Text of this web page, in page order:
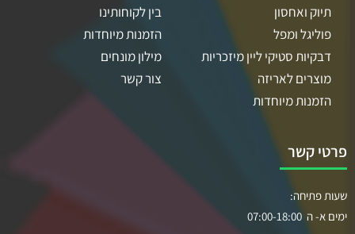
תיוק ואחסון
פוליגל ומפל
דבקיות סטיקי ליין מיזכריות
מוצרים לאריזה
הזמנות מיוחדות
בין לקוחותינו
הזמנות מיוחדות
מילון מונחים
צור קשר
פרטי קשר
שעות פתיחה:
ימים א- ה 07:00-18:00